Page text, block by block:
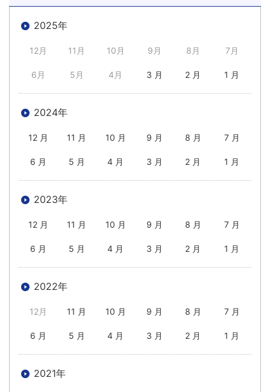
2025年
12月 11月 10月 9月 8月 7月
6月 5月 4月 3 月 2 月 1 月
2024年
12 月 11 月 10 月 9 月 8 月 7 月
6 月 5 月 4 月 3 月 2 月 1 月
2023年
12 月 11 月 10 月 9 月 8 月 7 月
6 月 5 月 4 月 3 月 2 月 1 月
2022年
12月 11 月 10 月 9 月 8 月 7 月
6 月 5 月 4 月 3 月 2 月 1 月
2021年